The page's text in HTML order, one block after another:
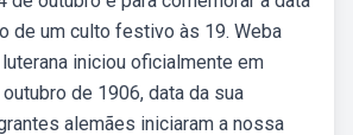
de um culto festivo às 19. Weba
iniciou oficialmente em
de 1906, data da sua
alemães iniciaram a nossa